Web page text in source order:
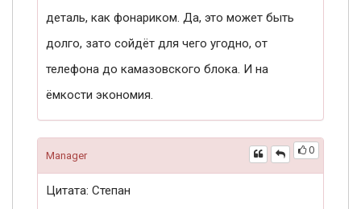
деталь, как фонариком. Да, это может быть
долго, зато сойдёт для чего угодно, от
телефона до камазовского блока. И на
ёмкости экономия.
0
Manager
Цитата: Степан